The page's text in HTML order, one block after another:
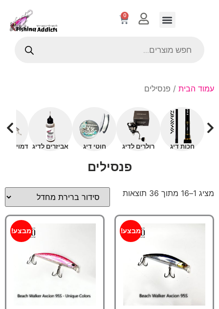
0
עמוד הבית / פנסילים
חכות דיג רולרים לדיג חוטי דיג אביזרים לדיג דמויים
פנסילים
מציג 1–16 מתוך 36 תוצאות
מבצע! מבצע!